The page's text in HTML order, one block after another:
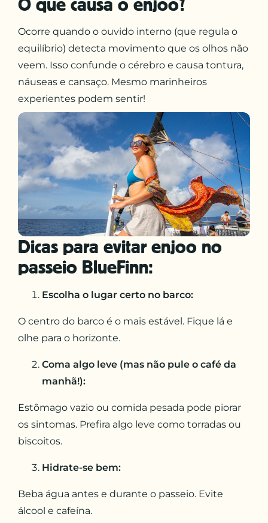
Ocorre quando o ouvido interno (que regula o
equilíbrio) detecta movimento que os olhos não
veem. Isso confunde o cérebro e causa tontura,
náuseas e cansaço. Mesmo marinheiros
experientes podem sentir!
Dicas para evitar enjoo no
passeio BlueFinn:
Escolha o lugar certo no barco:
O centro do barco é o mais estável. Fique lá e
olhe para o horizonte.
Coma algo leve (mas não pule o café da
manhã!):
Estômago vazio ou comida pesada pode piorar
os sintomas. Prefira algo leve como torradas ou
biscoitos.
Hidrate-se bem:
Beba água antes e durante o passeio. Evite
álcool e cafeína.